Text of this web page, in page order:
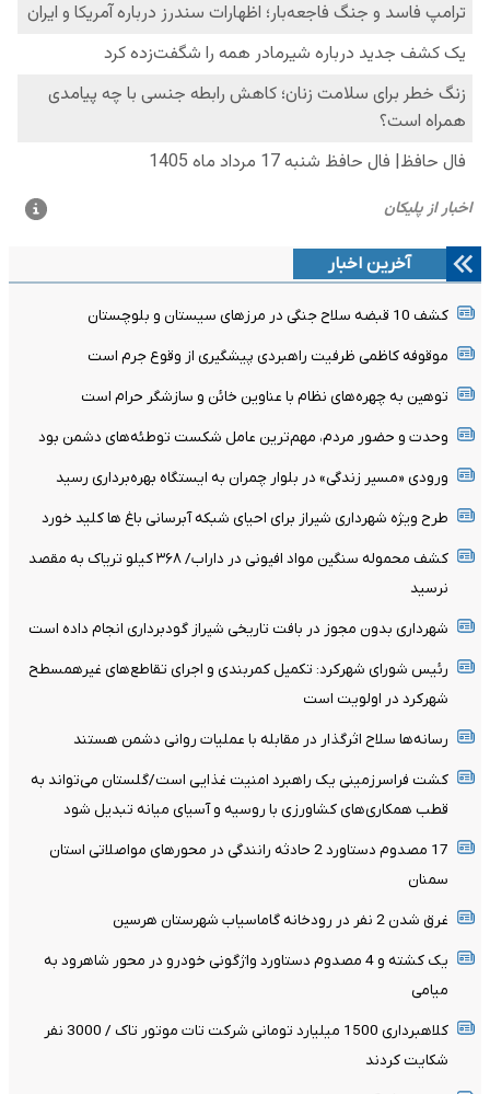
آخرین اخبار
کشف 10 قبضه سلاح جنگی در مرزهای سیستان و بلوچستان
موقوفه کاظمی ظرفیت راهبردی پیشگیری از وقوع جرم است
توهین به چهره‌های نظام با عناوین خائن و سازشگر حرام است
وحدت و حضور مردم، مهم‌ترین عامل شکست توطئه‌های دشمن بود
ورودی «مسیر زندگی» در بلوار چمران به ایستگاه بهره‌برداری رسید
طرح ویژه شهرداری شیراز برای احیای شبکه آبرسانی باغ ها کلید خورد
کشف محموله سنگین مواد افیونی در داراب/ ۳۶۸ کیلو تریاک به مقصد
نرسید
شهرداری بدون مجوز در بافت تاریخی شیراز گودبرداری انجام داده است
رئیس شورای شهرکرد: تکمیل کمربندی و اجرای تقاطع‌های غیرهمسطح
شهرکرد در اولویت است
رسانه‌ها سلاح اثرگذار در مقابله با عملیات روانی دشمن هستند
کشت فراسرزمینی یک راهبرد امنیت غذایی است/گلستان می‌تواند به
قطب همکاری‌های کشاورزی با روسیه و آسیای میانه تبدیل شود
17 مصدوم دستاورد 2 حادثه رانندگی در محورهای مواصلاتی استان
سمنان
غرق شدن 2 نفر در رودخانه گاماسیاب شهرستان هرسین
یک کشته و 4 مصدوم دستاورد واژگونی خودرو در محور شاهرود به
میامی
کلاهبرداری 1500 میلیارد تومانی شرکت تات موتور تاک / 3000 نفر
شکایت کردند